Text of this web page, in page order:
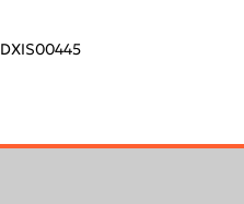
DXIS00445